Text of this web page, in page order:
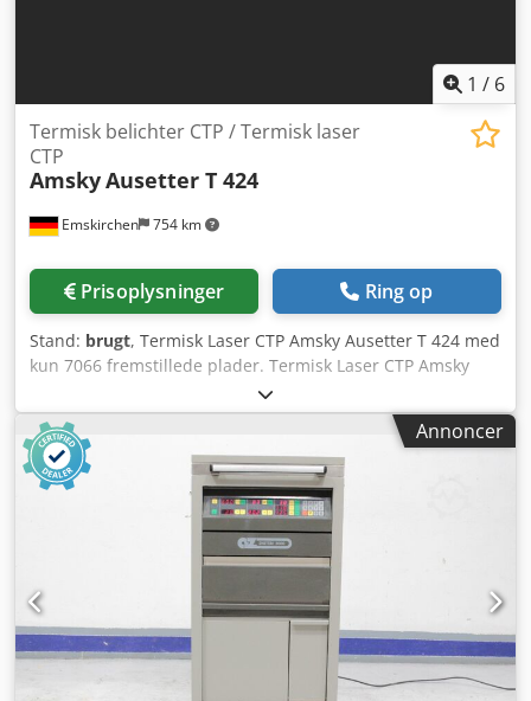
1 / 6
Emskirchen 754 km
Termisk belichter CTP / Termisk laser
CTP
AmskyAusetter T 424
Prisoplysninger Ring op
Stand: brugt, Termisk Laser CTP Amsky Ausetter T 424 med
kun 7066 fremstillede plader. Termisk Laser CTP Amsky
Ausetter T 424 Termisk belichter / Termisk laser
Pladestørrelse min. 300 x 400 mm – maks. 660 x 800 mm
2400 DPI 24-kanals laser Pladetykkelse 0,15 – 0,30 mm
Manuel ilægning af plader Inkluderer RIP og kompressor
Hastighed maks. 15 plader/time Kun 7066 plader
eksponeret Online videoinspektion via WhatsApp – MS
Zoom – Telegram Lager i Emskirchen/Nürnberg – Straks
tilgængelig – Kan afprøves Chedpfsyllbpox Acmea
Annoncer